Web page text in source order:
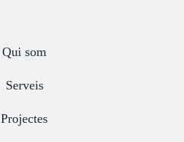
Qui som
Serveis
Projectes